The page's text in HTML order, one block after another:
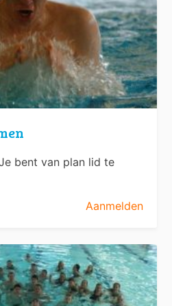
bent van plan lid te
Aanmelden